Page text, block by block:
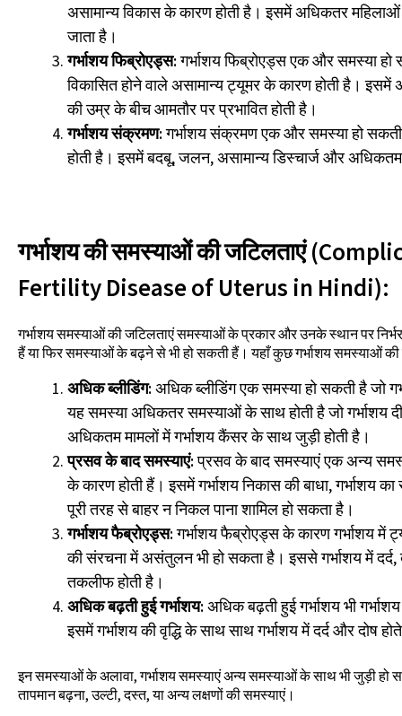
असामान्य विकास के कारण होती है। इसमें अधिकतर
जाता है।
गर्भाशय फिब्रोएड्स:गर्भाशय फिब्रोएड्स एक और समस्या हो
विकासित होने वाले असामान्य ट्यूमर के कारण होती है।
की उम्र के बीच आमतौर पर प्रभावित होती है।
गर्भाशय संक्रमण:गर्भाशय संक्रमण एक और समस्या हो सकती
होती है। इसमें बदबू, जलन, असामान्य डिस्चार्ज और
गर्भाशय की समस्याओं की जटिलताएं
Fertility Disease of Uterus in Hindi):
गर्भाशय समस्याओं की जटिलताएं समस्याओं के प्रकार और उनके स्थान पर
हैं या फिर समस्याओं के बढ़ने से भी हो सकती हैं। यहाँ कुछ गर्भाशय समस्याओं की
अधिक ब्लीडिंग: अधिक ब्लीडिंग एक समस्या हो सकती है जो
यह समस्या अधिकतर समस्याओं के साथ होती है जो गर्भाशय
अधिकतम मामलों में गर्भाशय कैंसर के साथ जुड़ी होती है।
प्रसव के बाद समस्याएं:प्रसव के बाद समस्याएं एक अन्य
के कारण होती हैं। इसमें गर्भाशय निकास की बाधा, गर्भाशय का
पूरी तरह से बाहर न निकल पाना शामिल हो सकता है।
गर्भाशय फैब्रोएड्स:गर्भाशय फैब्रोएड्स के कारण गर्भाशय में
की संरचना में असंतुलन भी हो सकता है। इससे गर्भाशय में दर्द,
तकलीफ होती है।
अधिक बढ़ती हुई गर्भाशय: अधिक बढ़ती हुई गर्भाशय भी
इसमें गर्भाशय की वृद्धि के साथ साथ गर्भाशय में दर्द और दोष
इन समस्याओं के अलावा, गर्भाशय समस्याएं अन्य समस्याओं के साथ भी जुड़ी हो
तापमान बढ़ना, उल्टी, दस्त, या अन्य लक्षणों की समस्याएं।